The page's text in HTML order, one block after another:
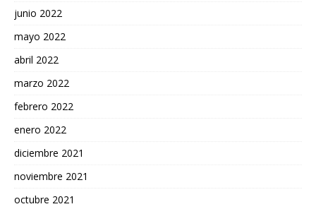
junio 2022
mayo 2022
abril 2022
marzo 2022
febrero 2022
enero 2022
diciembre 2021
noviembre 2021
octubre 2021